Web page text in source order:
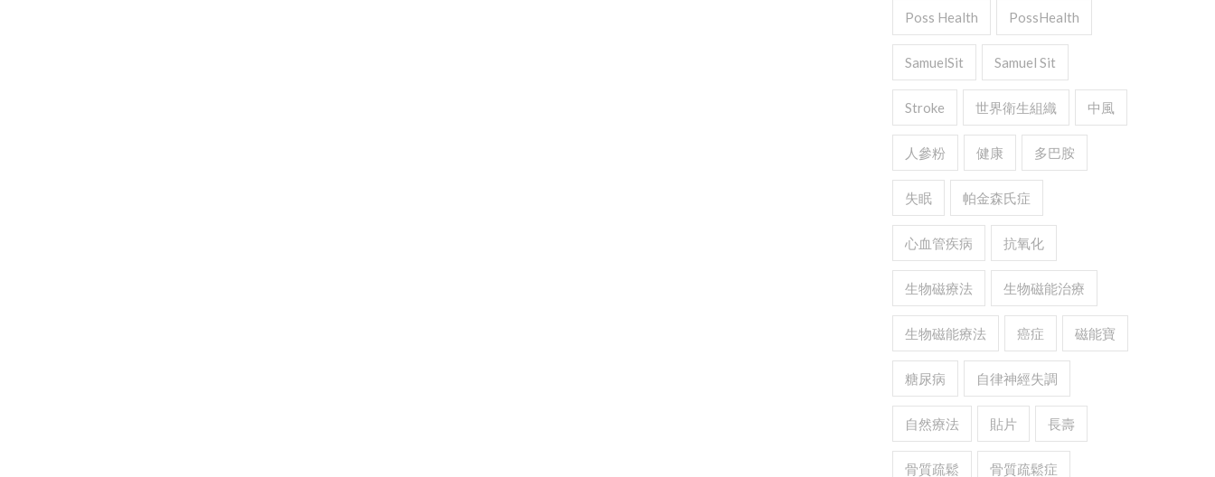
Poss Health PossHealth
SamuelSit Samuel Sit
Stroke 世界衛生組織 中風
人參粉 健康 多巴胺
失眠 帕金森氏症
心血管疾病 抗氧化
生物磁療法 生物磁能治療
生物磁能療法 癌症 磁能寶
糖尿病 自律神經失調
自然療法 貼片 長壽
骨質疏鬆 骨質疏鬆症